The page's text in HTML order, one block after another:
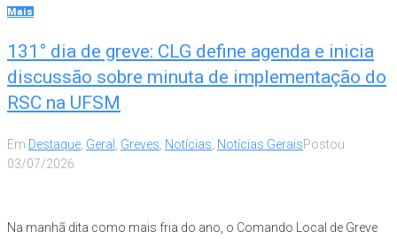
Mais
131° dia de greve: CLG define agenda e inicia
discussão sobre minuta de implementação do
RSC na UFSM
Em Destaque, Geral , Greves, Notícias, Notícias GeraisPostou
03/07/2026
Na manhã dita como mais fria do ano, o Comando Local de Greve